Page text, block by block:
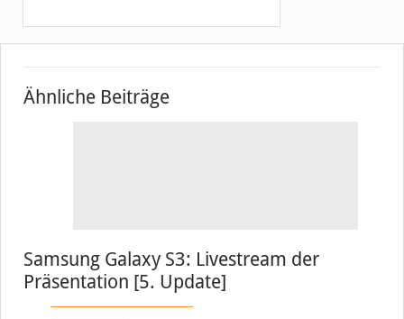
Ähnliche Beiträge
Samsung Galaxy S3: Livestream der
Präsentation [5. Update]